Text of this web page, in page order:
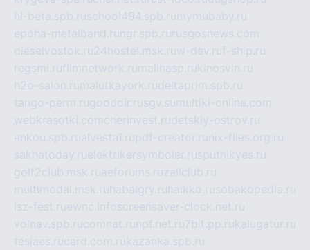
hl-beta.spb.ruschool494.spb.ru mymubaby.ru
epoha-metalband.ru ngr.spb.ru rusgosnews.com
dieselvostok.ru24hostel.msk.ruw-dev.ruf-ship.ru
regsmi.rufilmnetwork.ru malinasp.rukinosvin.ru
h2o-salon.ru malutkayork.rudeltaprim.spb.ru
tango-perm.rugooddir.rusgv.su multiki-online.com
webkrasotki.comcherinvest.rudetskiy-ostrov.ru
ankou.spb.rualvesta1.rupdf-creator.ru nix-files.org.ru
sakhatoday.ruelektrikersymboler.rusputnikyes.ru
golf2club.msk.ruaeforums.ruzallclub.ru
multimodal.msk.ru habaigry.ru haikko.rusobakopedia.ru
isz-fest.ruewnc.infoscreensaver-clock.net.ru
volnav.spb.rucomnat.ru npf.net.ru 7bit.pp.rukalugatur.ru
tesiaes.rucard.com.rukazanka.spb.ru